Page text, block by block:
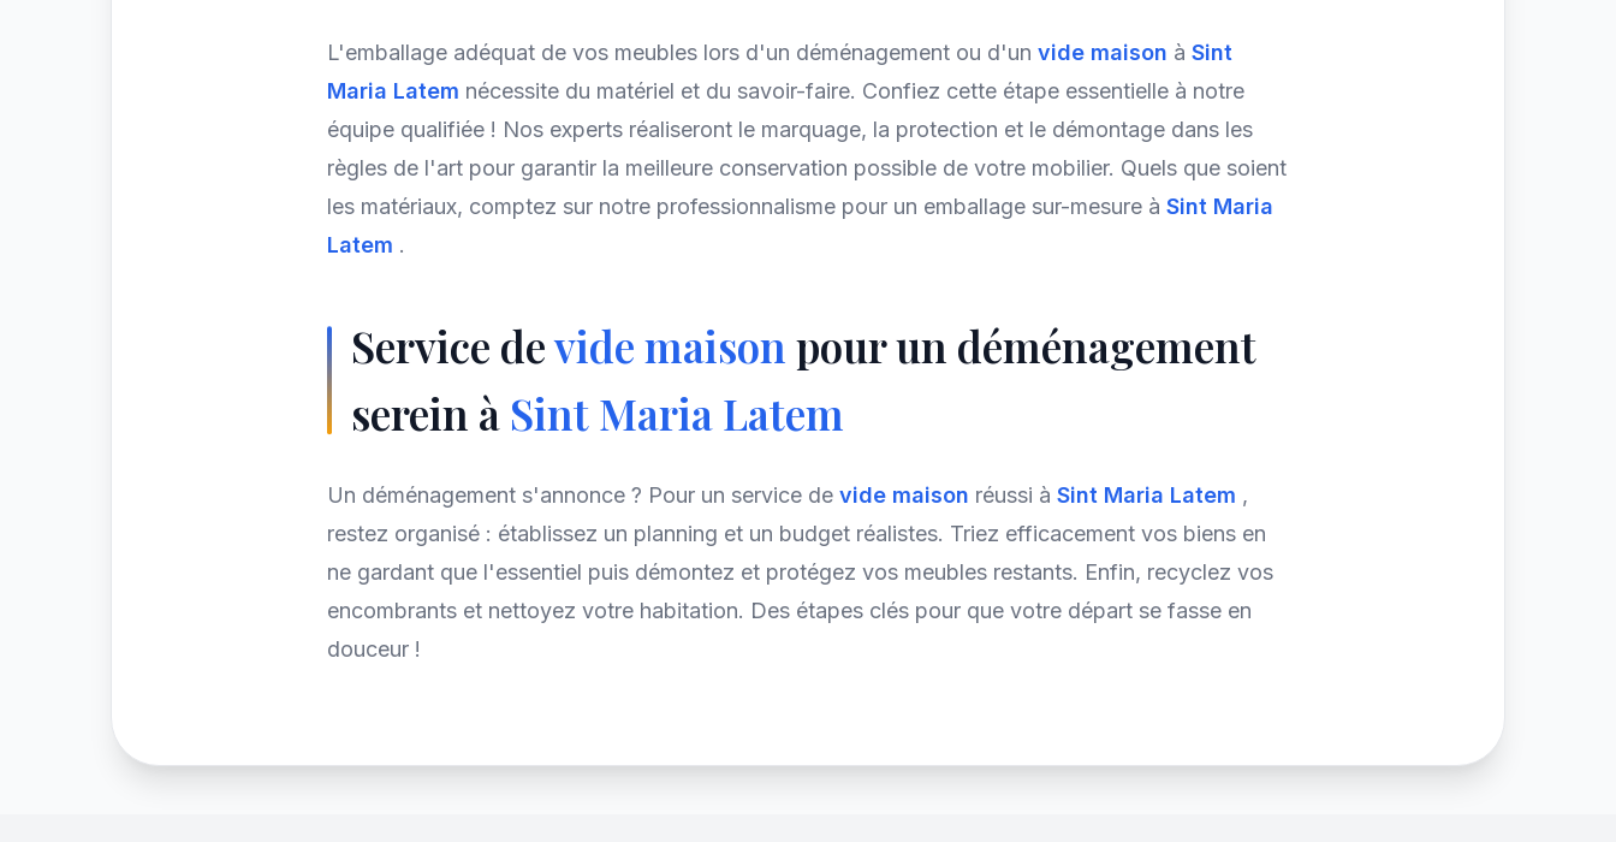
L'emballage adéquat de vos meubles lors d'un déménagement ou d'un vide maison à Sint
Maria Latem nécessite du matériel et du savoir-faire. Confiez cette étape essentielle à notre
équipe qualifiée ! Nos experts réaliseront le marquage, la protection et le démontage dans les
règles de l'art pour garantir la meilleure conservation possible de votre mobilier. Quels que soient
les matériaux, comptez sur notre professionnalisme pour un emballage sur-mesure à Sint Maria
Latem .
Service devide maison pour un déménagement
serein à Sint Maria Latem
Un déménagement s'annonce ? Pour un service de vide maison réussi à Sint Maria Latem ,
restez organisé : établissez un planning et un budget réalistes. Triez efficacement vos biens en
ne gardant que l'essentiel puis démontez et protégez vos meubles restants. Enfin, recyclez vos
encombrants et nettoyez votre habitation. Des étapes clés pour que votre départ se fasse en
douceur !